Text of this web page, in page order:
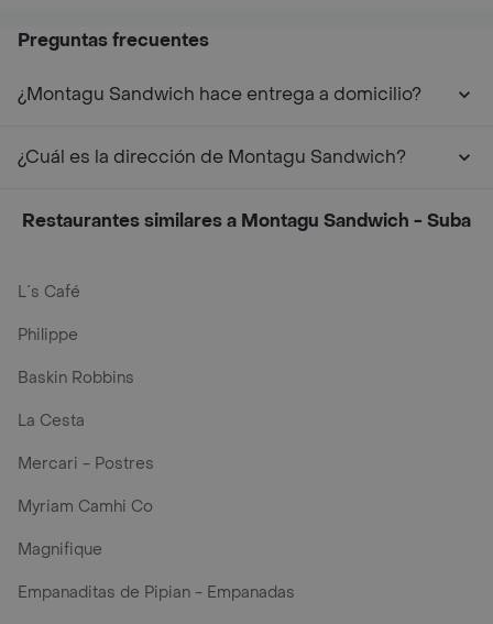
Preguntas frecuentes
¿Montagu Sandwich hace entrega a domicilio?
¿Cuál es la dirección de Montagu Sandwich?
Restaurantes similares a Montagu Sandwich - Suba
L´s Café
Philippe
Baskin Robbins
La Cesta
Mercari - Postres
Myriam Camhi Co
Magnifique
Empanaditas de Pipian - Empanadas